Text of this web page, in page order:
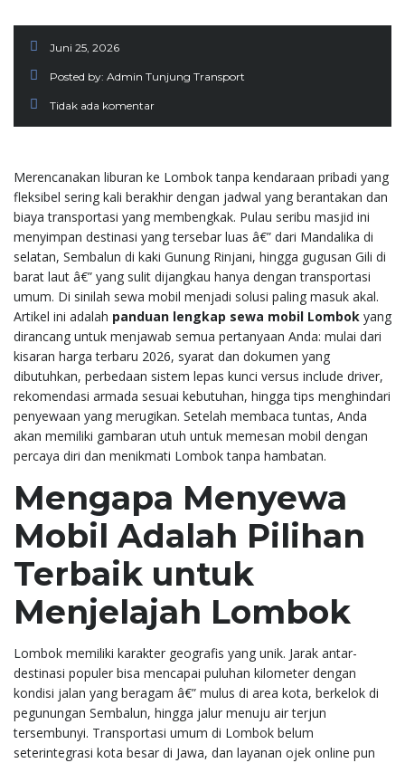
Juni 25, 2026
Posted by: Admin Tunjung Transport
Tidak ada komentar
Merencanakan liburan ke Lombok tanpa kendaraan pribadi yang
fleksibel sering kali berakhir dengan jadwal yang berantakan dan
biaya transportasi yang membengkak. Pulau seribu masjid ini
menyimpan destinasi yang tersebar luas â€” dari Mandalika di
selatan, Sembalun di kaki Gunung Rinjani, hingga gugusan Gili di
barat laut â€” yang sulit dijangkau hanya dengan transportasi
umum. Di sinilah sewa mobil menjadi solusi paling masuk akal.
Artikel ini adalah panduan lengkap sewa mobil Lombok yang
dirancang untuk menjawab semua pertanyaan Anda: mulai dari
kisaran harga terbaru 2026, syarat dan dokumen yang
dibutuhkan, perbedaan sistem lepas kunci versus include driver,
rekomendasi armada sesuai kebutuhan, hingga tips menghindari
penyewaan yang merugikan. Setelah membaca tuntas, Anda
akan memiliki gambaran utuh untuk memesan mobil dengan
percaya diri dan menikmati Lombok tanpa hambatan.
Mengapa Menyewa
Mobil Adalah Pilihan
Terbaik untuk
Menjelajah Lombok
Lombok memiliki karakter geografis yang unik. Jarak antar-
destinasi populer bisa mencapai puluhan kilometer dengan
kondisi jalan yang beragam â€” mulus di area kota, berkelok di
pegunungan Sembalun, hingga jalur menuju air terjun
tersembunyi. Transportasi umum di Lombok belum
seterintegrasi kota besar di Jawa, dan layanan ojek online pun